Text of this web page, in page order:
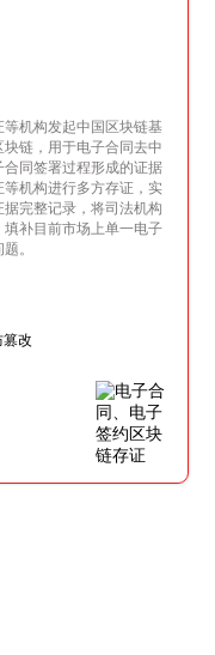
机构发起中国区块链基
链，用于电子合同去中
同签署过程形成的证据
机构进行多方存证，实
完整记录，将司法机构
补目前市场上单一电子
。
改